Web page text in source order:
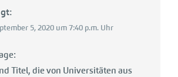
5, 2020 um 7:40 p.m. Uhr
Titel, die von Universitäten aus